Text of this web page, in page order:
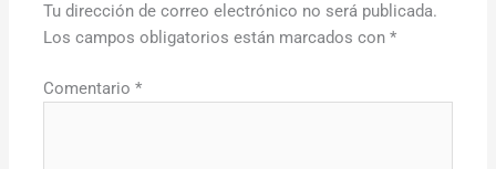
Tu dirección de correo electrónico no será publicada.
Los campos obligatorios están marcados con*
Comentario*